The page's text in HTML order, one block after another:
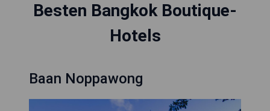
Besten Bangkok Boutique-
Hotels
Baan Noppawong